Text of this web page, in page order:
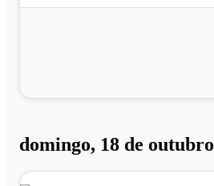
domingo, 18 de outubro